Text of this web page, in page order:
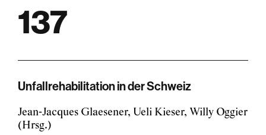
137
Unfallrehabilitation in der Schweiz
Jean-Jacques Glaesener, Ueli Kieser, Willy Oggier
(Hrsg.)